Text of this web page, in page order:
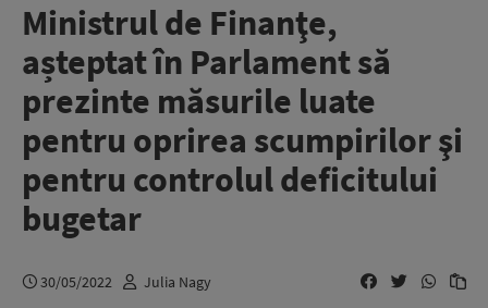
Ministrul de Finanţe,
așteptat în Parlament să
prezinte măsurile luate
pentru oprirea scumpirilor şi
pentru controlul deficitului
bugetar
30/05/2022 Julia Nagy